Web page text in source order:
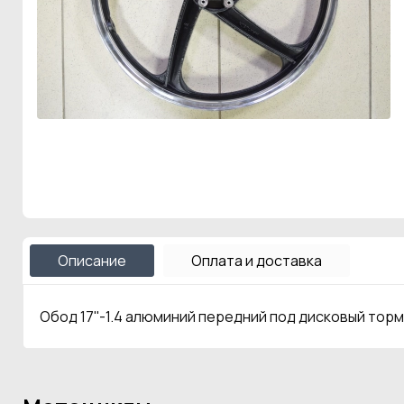
Описание Оплата и доставка
Обод 17''-1.4 алюминий передний под дисковый